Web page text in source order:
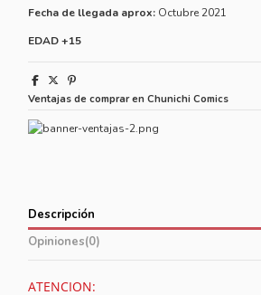
Fecha de llegada aprox: Octubre 2021
EDAD +15
Ventajas de comprar en Chunichi Comics
Descripción
Opiniones(0)
ATENCION: